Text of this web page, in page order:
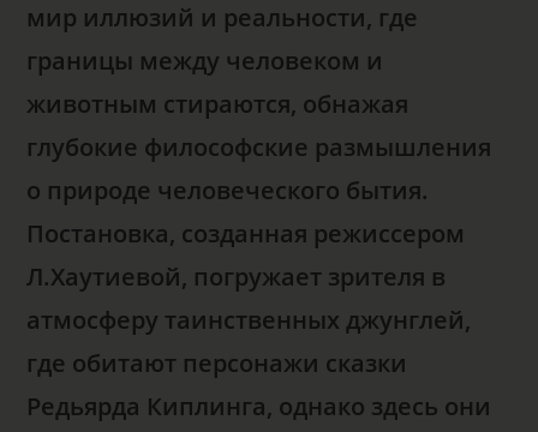
мир иллюзий и реальности, где
границы между человеком и
животным стираются, обнажая
глубокие философские размышления
о природе человеческого бытия.
Постановка, созданная режиссером
Л.Хаутиевой, погружает зрителя в
атмосферу таинственных джунглей,
где обитают персонажи сказки
Редьярда Киплинга, однако здесь они